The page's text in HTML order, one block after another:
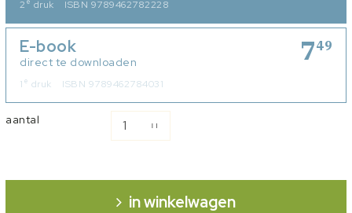
2 druk ISBN 9789462782228
749
E-book
direct te downloaden
1 e druk ISBN 9789462784031
aantal
in winkelwagen